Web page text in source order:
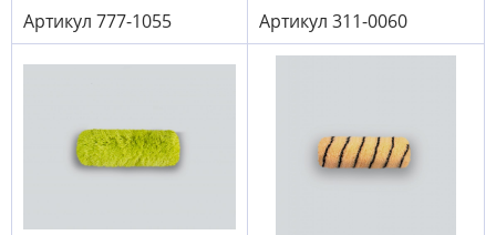
Артикул 777-1055
Артикул 311-0060